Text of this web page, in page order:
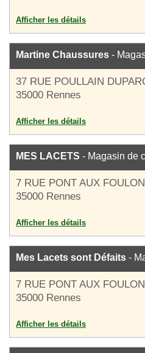
Afficher les détails
Martine Chaussures -
37 RUE POULLAIN
35000 Rennes
Afficher les détails
MES LACETS - Magasin de
7 RUE PONT AUX
35000 Rennes
Afficher les détails
Mes Lacets sont Défaits -
7 RUE PONT AUX
35000 Rennes
Afficher les détails